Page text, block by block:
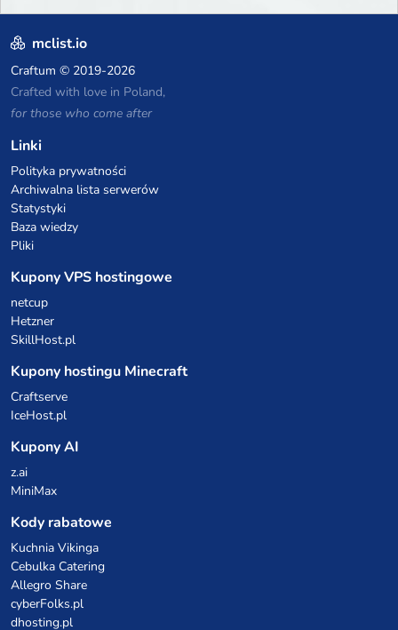
mclist.io
Craftum © 2019-2026
Crafted with love in Poland,
for those who come after
Linki
Polityka prywatności
Archiwalna lista serwerów
Statystyki
Baza wiedzy
Pliki
Kupony VPS hostingowe
netcup
Hetzner
SkillHost.pl
Kupony hostingu Minecraft
Craftserve
IceHost.pl
Kupony AI
z.ai
MiniMax
Kody rabatowe
Kuchnia Vikinga
Cebulka Catering
Allegro Share
cyberFolks.pl
dhosting.pl